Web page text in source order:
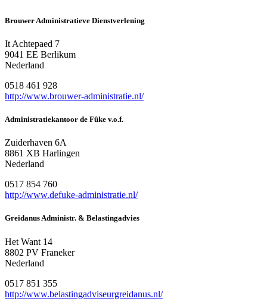
Brouwer Administratieve Dienstverlening
It Achtepaed 7
9041 EE Berlikum
Nederland
0518 461 928
http://www.brouwer-administratie.nl/
Administratiekantoor de Fûke v.o.f.
Zuiderhaven 6A
8861 XB Harlingen
Nederland
0517 854 760
http://www.defuke-administratie.nl/
Greidanus Administr. & Belastingadvies
Het Want 14
8802 PV Franeker
Nederland
0517 851 355
http://www.belastingadviseurgreidanus.nl/